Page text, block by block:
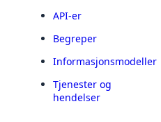
API-er
Begreper
Informasjonsmodeller
Tjenester og
hendelser